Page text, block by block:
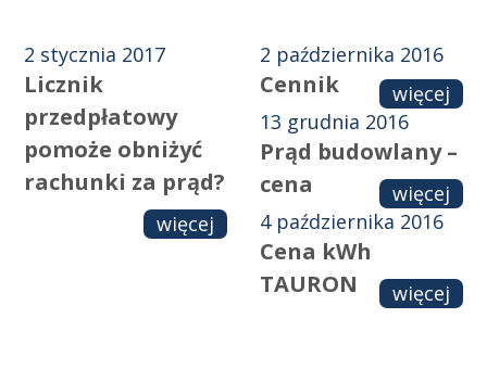
2 stycznia 2017
Licznik
przedpłatowy
pomoże obniżyć
rachunki za prąd?
więcej
2 października 2016
Cennik
więcej
13 grudnia 2016
Prąd budowlany –
cena
więcej
4 października 2016
Cena kWh
TAURON
więcej